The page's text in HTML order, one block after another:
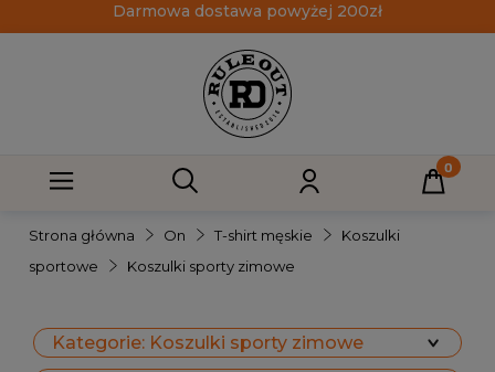
Darmowa dostawa powyżej 200zł
Strona główna On T-shirt męskie
Koszulki
sportowe
Koszulki sporty zimowe
Kategorie: Koszulki sporty zimowe